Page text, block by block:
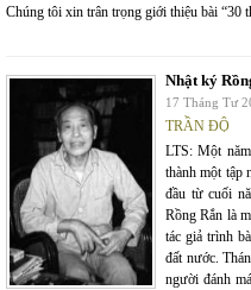
Chúng tôi xin trân trọng giới thiệu bài “30
Nhật ký
17 Tháng Tư
TRẦN ĐỘ
LTS: Một
thành một tập
đầu từ cuối
Rồng Rắn là
tác giả trình
đất nước.
người đánh